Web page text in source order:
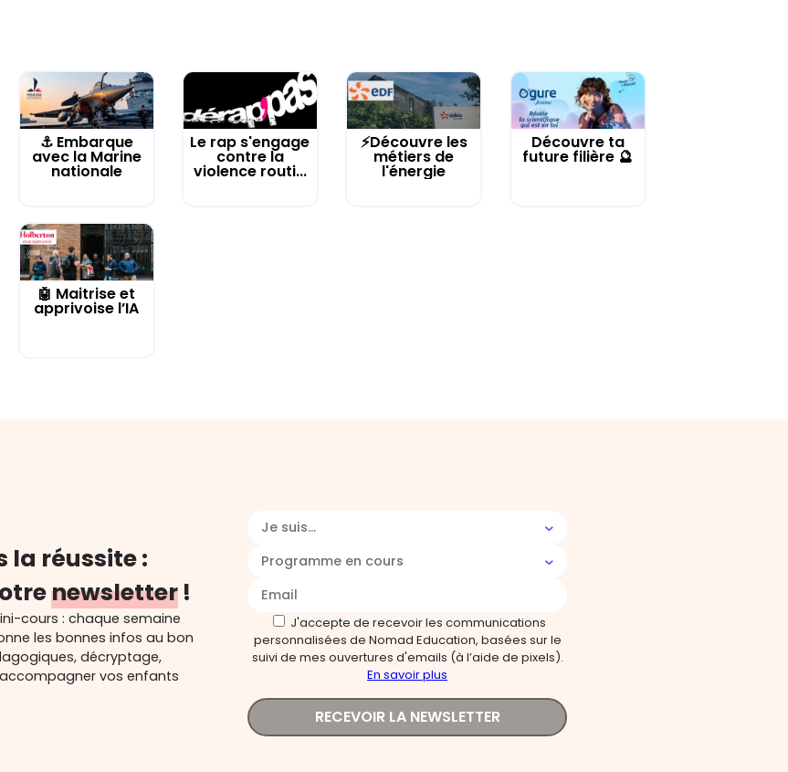
⚓️ Embarque
avec la Marine
nationale
Le rap s'engage
contre la
violence routi...
⚡Découvre les
métiers de
l'énergie
Découvre ta
future filière 🔮
🤖 Maitrise et
apprivoise l’IA
la réussite :
newsletter !
cours : chaque semaine
les bonnes infos au bon
décryptage,
vos enfants
Je suis...
Programme en cours
J'accepte de recevoir les communications
personnalisées de Nomad Education, basées sur le
suivi de mes ouvertures d'emails (à l’aide de pixels).
En savoir plus
RECEVOIR LA NEWSLETTER